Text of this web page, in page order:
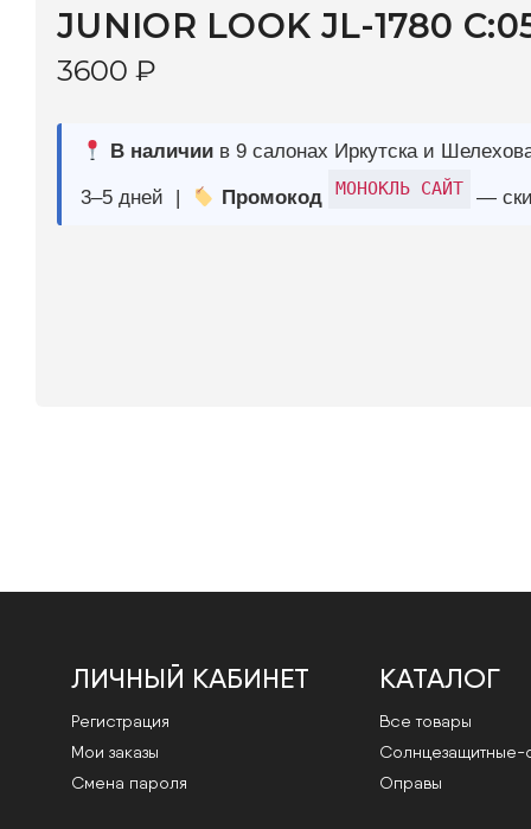
3–5 дней | Промокод — скидка 10%
ЛИЧНЫЙ КАБИНЕТ
Регистрация
Мои заказы
Смена пароля
КАТАЛОГ
Все товары
Cолнцезащитные-
Оправы